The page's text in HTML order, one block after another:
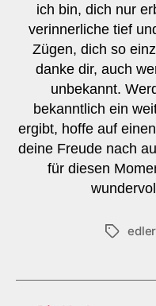
ich bin, dich nur
verinnerliche tief
Zügen, dich so
danke dir, auch
unbekannt.
bekanntlich ein
ergibt, hoffe auf
deine Freude nach
für diesen
edler